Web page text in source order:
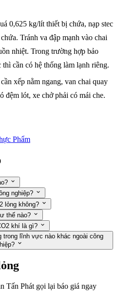
0,625 kg/lít thiết bị chứa, nạp stec
Tránh va đập mạnh vào chai
nhiệt. Trong trường hợp bảo
cần có hệ thống làm lạnh riêng.
xếp nằm ngang, van chai quay
đệm lót, xe chở phải có mái che.
Phẩm
nghiệp?
lỏng không?
thế nào?
khí là gì?
lĩnh vực nào khác ngoài công
Tấn Phát gọi lại báo giá ngay